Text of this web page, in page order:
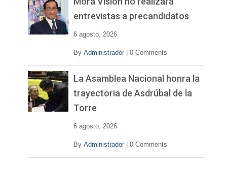
entrevistas a precandidatos
6 agosto, 2026
By Administrador 0 Comments
La Asamblea Nacional honra la
trayectoria de Asdrúbal de la
Torre
6 agosto, 2026
By Administrador 0 Comments